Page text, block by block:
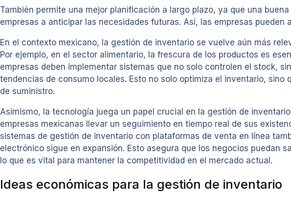
También permite una mejor planificación a largo plazo, ya que una
empresas a anticipar las necesidades futuras. Así, las empresas
En el contexto mexicano, la gestión de inventario se vuelve aún más
Por ejemplo, en el sector alimentario, la frescura de los productos es
empresas deben implementar sistemas que no solo controlen el stock,
tendencias de consumo locales. Esto no solo optimiza el inventario,
de suministro.
Asimismo, la tecnología juega un papel crucial en la gestión de
empresas mexicanas llevar un seguimiento en tiempo real de sus
sistemas de gestión de inventario con plataformas de venta en línea
electrónico sigue en expansión. Esto asegura que los negocios puedan
lo que es vital para mantener la competitividad en el mercado actual.
Ideas económicas para la gestión de inventario